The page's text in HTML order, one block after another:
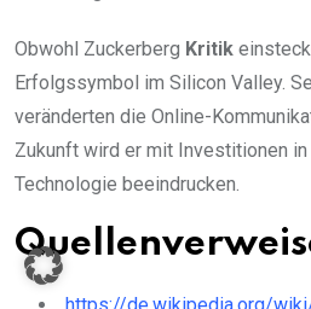
Obwohl Zuckerberg Kritik
Erfolgssymbol im Silicon Valley.
veränderten die Online-
Zukunft wird er mit Investitionen
Technologie beeindrucken.